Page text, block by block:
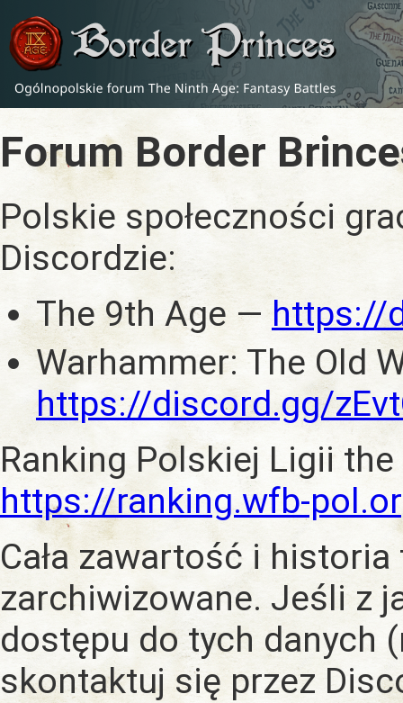
Forum Border
Polskie społeczności
Discordzie:
The 9th Age —https://
Warhammer: The Old
https://discord.gg/
Ranking Polskiej Ligii
https://ranking.wfb-
Cała zawartość i historia
zarchiwizowane. Jeśli z
dostępu do tych danych
skontaktuj się przez